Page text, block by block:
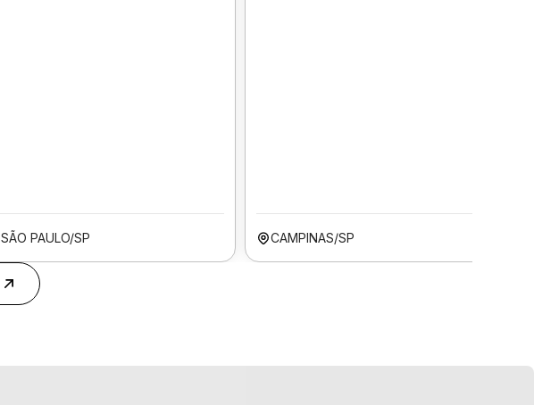
SÃO PAULO/SP CAMPINAS/SP